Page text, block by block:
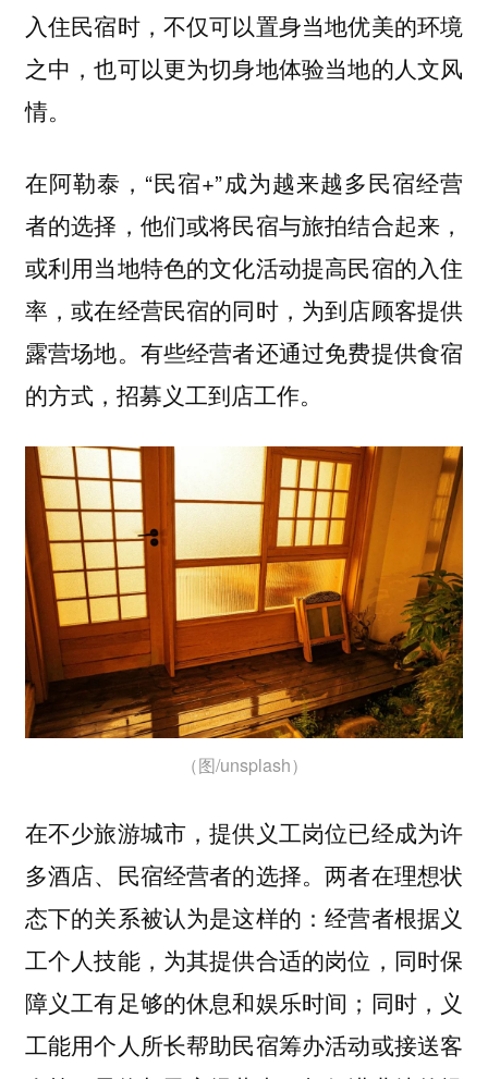
入住民宿时，不仅可以置身当地优美的环境
之中，也可以更为切身地体验当地的人文风
情。
在阿勒泰，“民宿+”成为越来越多民宿经营
者的选择，他们或将民宿与旅拍结合起来，
或利用当地特色的文化活动提高民宿的入住
率，或在经营民宿的同时，为到店顾客提供
露营场地。有些经营者还通过免费提供食宿
的方式，招募义工到店工作。
（图/unsplash）
在不少旅游城市，提供义工岗位已经成为许
多酒店、民宿经营者的选择。两者在理想状
态下的关系被认为是这样的：经营者根据义
工个人技能，为其提供合适的岗位，同时保
障义工有足够的休息和娱乐时间；同时，义
工能用个人所长帮助民宿筹办活动或接送客